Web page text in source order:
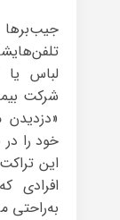
جیب‌برها
لباس یا
شرکت
خود را
این
افرادی
به‌راحتی